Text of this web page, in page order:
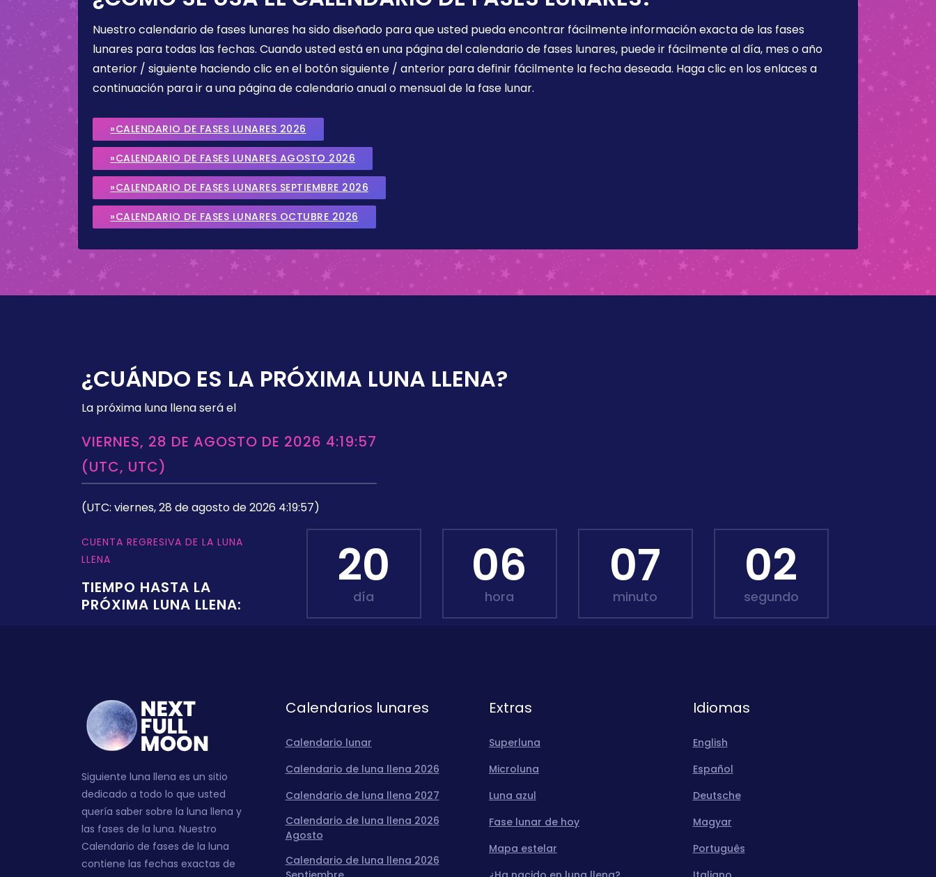
Nuestro calendario de fases lunares ha sido diseñado para que usted pueda encontrar fácilmente información exacta de las fases
lunares para todas las fechas. Cuando usted está en una página del calendario de fases lunares, puede ir fácilmente al día, mes o año
anterior / siguiente haciendo clic en el botón siguiente / anterior para definir fácilmente la fecha deseada. Haga clic en los enlaces a
continuación para ir a una página de calendario anual o mensual de la fase lunar.
»CALENDARIO DE FASES LUNARES 2026
»CALENDARIO DE FASES LUNARES AGOSTO 2026
»CALENDARIO DE FASES LUNARES SEPTIEMBRE 2026
»CALENDARIO DE FASES LUNARES OCTUBRE 2026
¿CUÁNDO ES LA PRÓXIMA LUNA LLENA?
La próxima luna llena será el
VIERNES, 28 DE AGOSTO DE 2026 4:19:57
(UTC, UTC)
(UTC: viernes, 28 de agosto de 2026 4:19:57)
CUENTA REGRESIVA DE LA LUNA
LLENA
TIEMPO HASTA LA
PRÓXIMA LUNA LLENA:
20
día
06
hora
07
minuto
01
segundo
Siguiente luna llena es un sitio
dedicado a todo lo que usted
quería saber sobre la luna llena y
las fases de la luna. Nuestro
Calendario de fases de la luna
contiene las fechas exactas de
Calendarios lunares
Calendario lunar
Calendario de luna llena 2026
Calendario de luna llena 2027
Calendario de luna llena 2026
Agosto
Calendario de luna llena 2026
Extras
Superluna
Microluna
Luna azul
Fase lunar de hoy
Mapa estelar
Idiomas
English
Español
Deutsche
Magyar
Português